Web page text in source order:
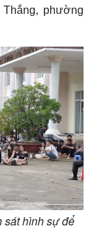
phường
sát hình sự để